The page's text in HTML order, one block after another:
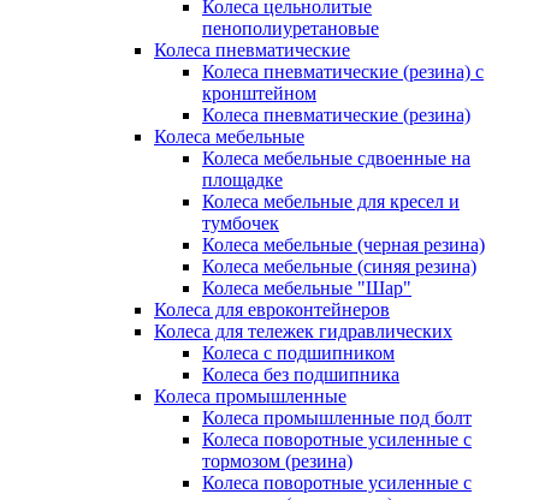
Колеса цельнолитые
пенополиуретановые
Колеса пневматические
Колеса пневматические (резина) с
кронштейном
Колеса пневматические (резина)
Колеса мебельные
Колеса мебельные сдвоенные на
площадке
Колеса мебельные для кресел и
тумбочек
Колеса мебельные (черная резина)
Колеса мебельные (синяя резина)
Колеса мебельные "Шар"
Колеса для евроконтейнеров
Колеса для тележек гидравлических
Колеса с подшипником
Колеса без подшипника
Колеса промышленные
Колеса промышленные под болт
Колеса поворотные усиленные с
тормозом (резина)
Колеса поворотные усиленные с